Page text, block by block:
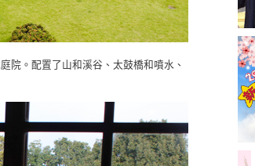
院。配置了山和溪谷、太鼓橋和噴水、